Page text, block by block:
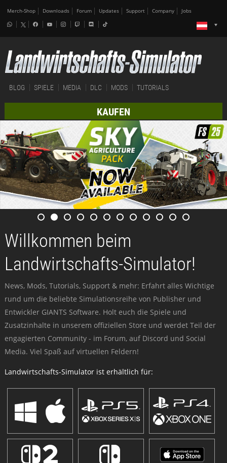
Merch-Shop Downloads Forum Updates Support Company Jobs
BLOG SPIELE MEDIA DLC MODS TUTORIALS
KAUFEN
Willkommen beim
Landwirtschafts-Simulator!
News, Mods, Tutorials, Support & mehr: Erfahrt alles Wichtige
rund um die beliebte Simulationsreihe von Publisher und
Entwickler GIANTS Software. Holt euch die Spiele und
Zusatzinhalte in unserem offiziellen Store und werdet Teil der
engagierten Community - im Forum, auf Discord und Social
Media. Viel Spaß auf virtuellen Feldern!
Landwirtschafts-Simulator ist erhältlich für: